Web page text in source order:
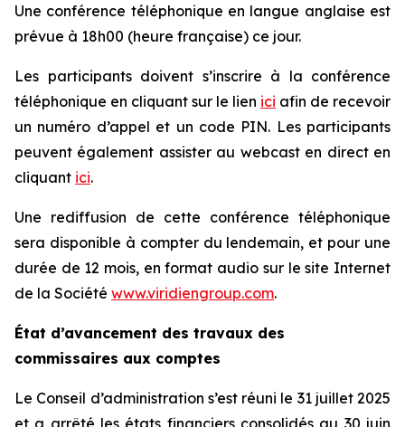
Une conférence téléphonique en langue anglaise est
prévue à 18h00 (heure française) ce jour.
Les participants doivent s’inscrire à la conférence
téléphonique en cliquant sur le lien ici afin de recevoir
un numéro d’appel et un code PIN. Les participants
peuvent également assister au webcast en direct en
cliquant ici.
Une rediffusion de cette conférence téléphonique
sera disponible à compter du lendemain, et pour une
durée de 12 mois, en format audio sur le site Internet
de la Société www.viridiengroup.com.
État d’avancement des travaux des
commissaires aux comptes
Le Conseil d’administration s’est réuni le 31 juillet 2025
et a arrêté les états financiers consolidés au 30 juin